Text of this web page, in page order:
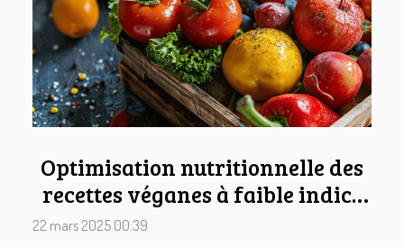
Optimisation nutritionnelle des
recettes véganes à faible indice
glycémique
22 mars 2025 00:39